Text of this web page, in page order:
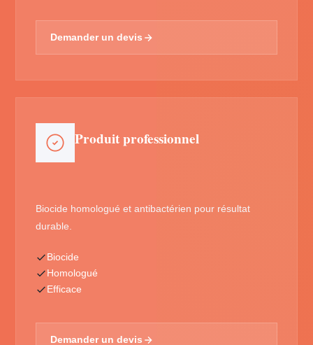
Demander un devis
Produit professionnel
Biocide homologué et antibactérien pour résultat
durable.
Biocide
Homologué
Efficace
Demander un devis